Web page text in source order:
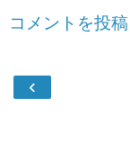
コメントを投稿
‹